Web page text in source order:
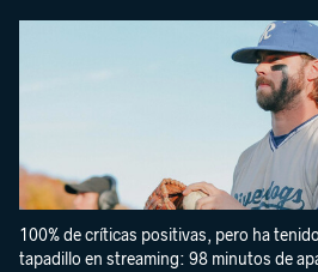
100% de críticas positivas, pero ha
tapadillo en streaming: 98 minutos de